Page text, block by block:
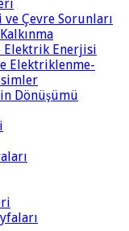
Çevre Sorunları
Elektrik Enerjisi
Elektriklenme-
Dönüşümü